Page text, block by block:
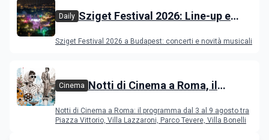
Daily Sziget Festival 2026: Line-up e
Sziget Festival 2026 a Budapest: concerti e novità musicali
Cinema Notti di Cinema a Roma, il
Notti di Cinema a Roma: il programma dal 3 al 9 agosto tra
Piazza Vittorio, Villa Lazzaroni, Parco Tevere, Villa Bonelli